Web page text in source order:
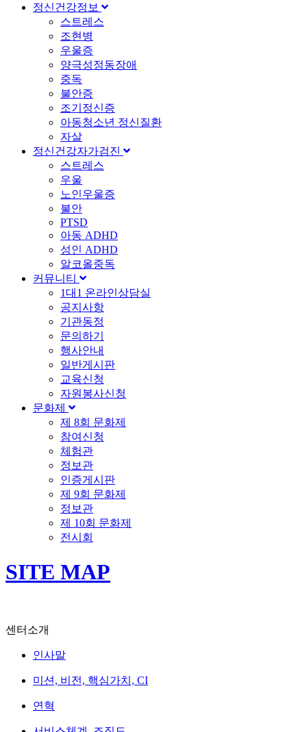
정신건강정보
스트레스
조현병
우울증
양극성정동장애
중독
불안증
조기정신증
아동청소년 정신질환
자살
정신건강자가검진
스트레스
우울
노인우울증
불안
PTSD
아동 ADHD
성인 ADHD
알코올중독
커뮤니티
1대1 온라인상담실
공지사항
기관동정
문의하기
행사안내
일반게시판
교육신청
자원봉사신청
문화제
제 8회 문화제
참여신청
체험관
정보관
인증게시판
제 9회 문화제
정보관
제 10회 문화제
전시회
SITE MAP
센터소개
인사말
미션, 비전, 핵심가치, CI
연혁